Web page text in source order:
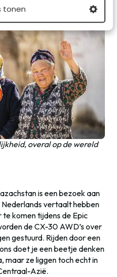
tonen
overal op de wereld
is een bezoek aan
Nederlands vertaalt hebben
te komen tijdens de Epic
de CX-30 AWD’s over
gestuurd. Rijden door een
doet je een beetje denken
maar ze liggen toch echt in
Azië.